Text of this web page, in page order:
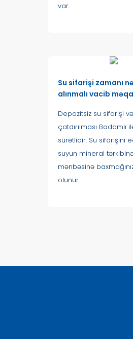
var.
Su sifarişi zamanı
alınmalı vacib
Depozitsiz su sifarişi
çatdırılması Badamlı
sürətlidir. Su sifarişini
suyun mineral
mənbəsinə
olunur.